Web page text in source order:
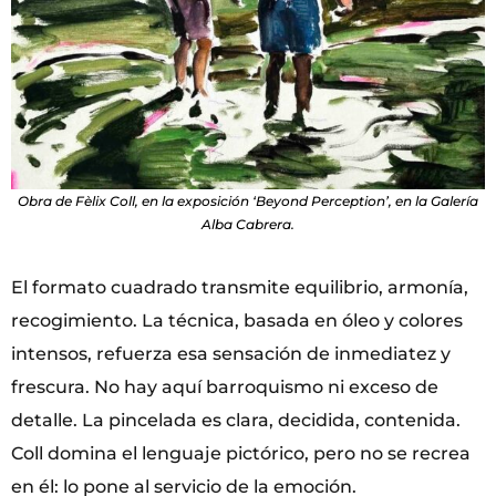
Obra de Fèlix Coll, en la exposición ‘Beyond Perception’, en la Galería
Alba Cabrera.
El formato cuadrado transmite equilibrio, armonía,
recogimiento. La técnica, basada en óleo y colores
intensos, refuerza esa sensación de inmediatez y
frescura. No hay aquí barroquismo ni exceso de
detalle. La pincelada es clara, decidida, contenida.
Coll domina el lenguaje pictórico, pero no se recrea
en él: lo pone al servicio de la emoción.